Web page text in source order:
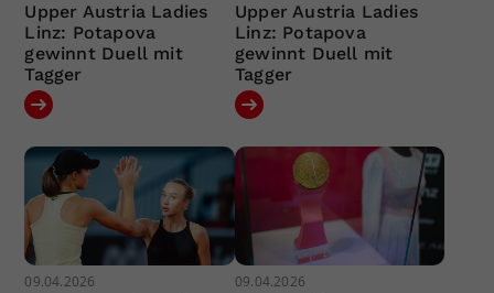
Upper Austria Ladies
Linz: Potapova
gewinnt Duell mit
Tagger
Upper Austria Ladies
Linz: Potapova
gewinnt Duell mit
Tagger
09.04.2026 09.04.2026